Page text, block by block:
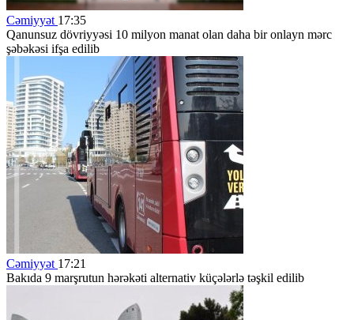
Cəmiyyət 17:35
Qanunsuz dövriyyəsi 10 milyon manat olan daha bir onlayn mərc
şəbəkəsi ifşa edilib
Cəmiyyət 17:21
Bakıda 9 marşrutun hərəkəti alternativ küçələrlə təşkil edilib